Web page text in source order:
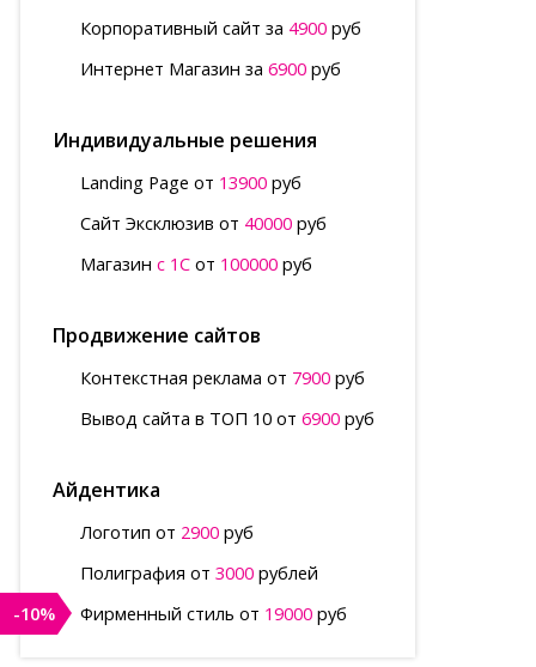
Корпоративный сайт за 4900 руб
Интернет Магазин за 6900 руб
Индивидуальные решения
Landing Page от 13900 руб
Сайт Эксклюзив от 40000 руб
Магазин с 1С от 100000 руб
Продвижение сайтов
Контекстная реклама от 7900 руб
Вывод сайта в ТОП 10 от 6900 руб
Айдентика
Логотип от 2900 руб
Полиграфия от 3000 рублей
-10%
Фирменный стиль от 19000 руб